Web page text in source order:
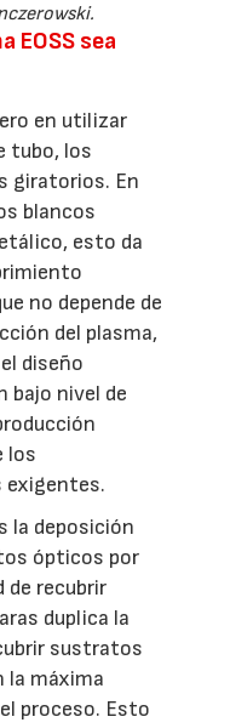
EOSS sea
en utilizar
tubo, los
giratorios. En
blancos
esto da
no depende de
del plasma,
diseño
bajo nivel de
los
exigentes.
la deposición
ópticos por
de recubrir
duplica la
sustratos
la máxima
proceso. Esto